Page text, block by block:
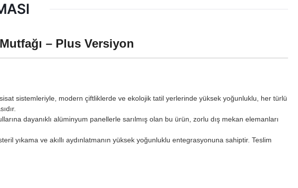
– Plus Versiyon
sistemleriyle, modern çiftliklerde ve ekolojik tatil yerlerinde yüksek yoğunluklu, her türlü
dayanıklı alüminyum panellerle sarılmış olan bu ürün, zorlu dış mekan elemanları
yıkama ve akıllı aydınlatmanın yüksek yoğunluklu entegrasyonuna sahiptir. Teslim